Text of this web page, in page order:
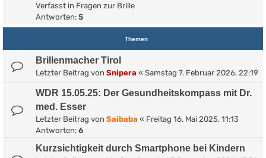
Verfasst in Fragen zur Brille
Antworten: 5
Themen
Brillenmacher Tirol
Letzter Beitrag von Snipera « Samstag 7. Februar 2026, 22:19
WDR 15.05.25: Der Gesundheitskompass mit Dr.
med. Esser
Letzter Beitrag von Saibaba « Freitag 16. Mai 2025, 11:13
Antworten: 6
Kurzsichtigkeit durch Smartphone bei Kindern